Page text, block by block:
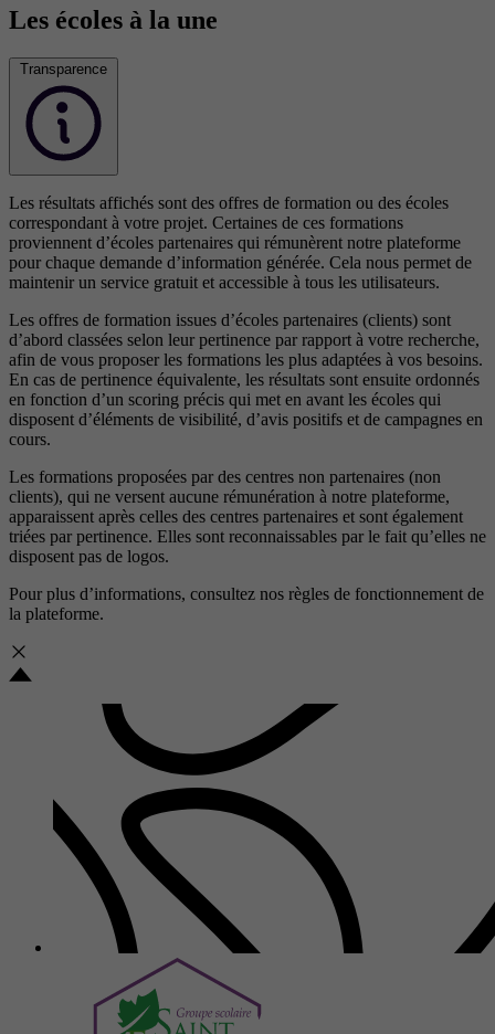
Les écoles à la une
Transparence
Les résultats affichés sont des offres de formation ou des écoles
correspondant à votre projet. Certaines de ces formations
proviennent d’écoles partenaires qui rémunèrent notre plateforme
pour chaque demande d’information générée. Cela nous permet de
maintenir un service gratuit et accessible à tous les utilisateurs.
Les offres de formation issues d’écoles partenaires (clients) sont
d’abord classées selon leur pertinence par rapport à votre recherche,
afin de vous proposer les formations les plus adaptées à vos besoins.
En cas de pertinence équivalente, les résultats sont ensuite ordonnés
en fonction d’un scoring précis qui met en avant les écoles qui
disposent d’éléments de visibilité, d’avis positifs et de campagnes en
cours.
Les formations proposées par des centres non partenaires (non
clients), qui ne versent aucune rémunération à notre plateforme,
apparaissent après celles des centres partenaires et sont également
triées par pertinence. Elles sont reconnaissables par le fait qu’elles ne
disposent pas de logos.
Pour plus d’informations, consultez nos règles de fonctionnement de
la plateforme.